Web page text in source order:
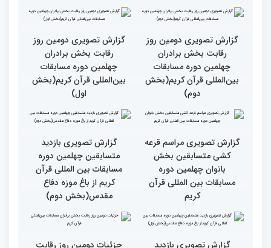
نخستین محفل بین‌المللی
برگزار شد
استقبال بی‌نظیر کودکان و
نوجوانان/ نگاهی به حواشی
دومین روز مسابقات جهانی
قرآن به میزبانی ایران
رقابت بخش برادران
چهلمین دوره مسابقات
بین‌المللی قرآن کریم(بخش
دوم)
رقابت بخش برادران
چهلمین دوره مسابقات
بین‌المللی قرآن کریم(بخش
اول)